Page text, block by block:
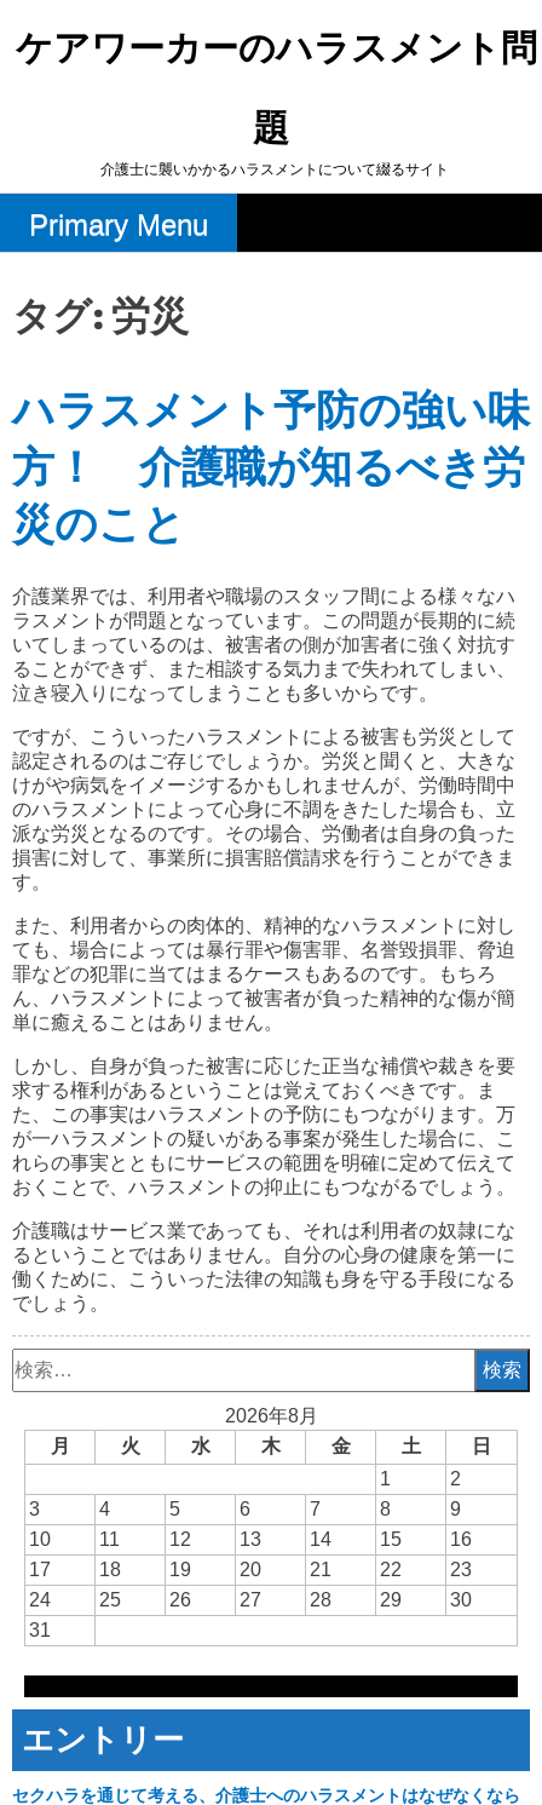
content
ケアワーカーのハラスメント問
題
介護士に襲いかかるハラスメントについて綴るサイト
Primary Menu
タグ: 労災
ハラスメント予防の強い味
方！ 介護職が知るべき労
災のこと
介護業界では、利用者や職場のスタッフ間による様々なハ
ラスメントが問題となっています。この問題が長期的に続
いてしまっているのは、被害者の側が加害者に強く対抗す
ることができず、また相談する気力まで失われてしまい、
泣き寝入りになってしまうことも多いからです。
ですが、こういったハラスメントによる被害も労災として
認定されるのはご存じでしょうか。労災と聞くと、大きな
けがや病気をイメージするかもしれませんが、労働時間中
のハラスメントによって心身に不調をきたした場合も、立
派な労災となるのです。その場合、労働者は自身の負った
損害に対して、事業所に損害賠償請求を行うことができま
す。
また、利用者からの肉体的、精神的なハラスメントに対し
ても、場合によっては暴行罪や傷害罪、名誉毀損罪、脅迫
罪などの犯罪に当てはまるケースもあるのです。もちろ
ん、ハラスメントによって被害者が負った精神的な傷が簡
単に癒えることはありません。
しかし、自身が負った被害に応じた正当な補償や裁きを要
求する権利があるということは覚えておくべきです。ま
た、この事実はハラスメントの予防にもつながります。万
が一ハラスメントの疑いがある事案が発生した場合に、こ
れらの事実とともにサービスの範囲を明確に定めて伝えて
おくことで、ハラスメントの抑止にもつながるでしょう。
介護職はサービス業であっても、それは利用者の奴隷にな
るということではありません。自分の心身の健康を第一に
働くために、こういった法律の知識も身を守る手段になる
でしょう。
検
索:
2026年8月
月
火 水 木 金 土
日
1
2
3
4 5 6 7 8
9
10
11 12 13 14 15
16
17
18 19 20 21 22
23
24
25 26 27 28 29
30
31
エントリー
セクハラを通じて考える、介護士へのハラスメントはなぜなくなら